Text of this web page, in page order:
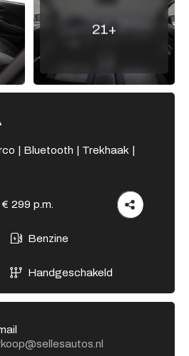
21+
| Bluetooth | Trekhaak |
€ 299 p.m.
Benzine
Handgeschakeld